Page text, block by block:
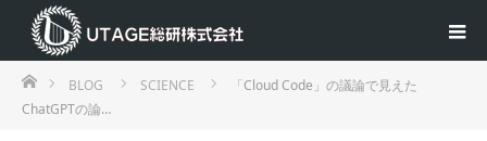
ホームBLOG SCIENCE
「Cloud Code」の議論で見えた
ChatGPTの論…